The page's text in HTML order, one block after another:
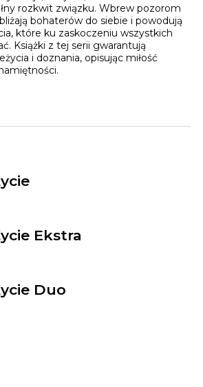
rozkwit związku. Wbrew pozorom
bohaterów do siebie i powodują
które ku zaskoczeniu wszystkich
Książki z tej serii gwarantują
i doznania, opisując miłość
Ekstra
Duo